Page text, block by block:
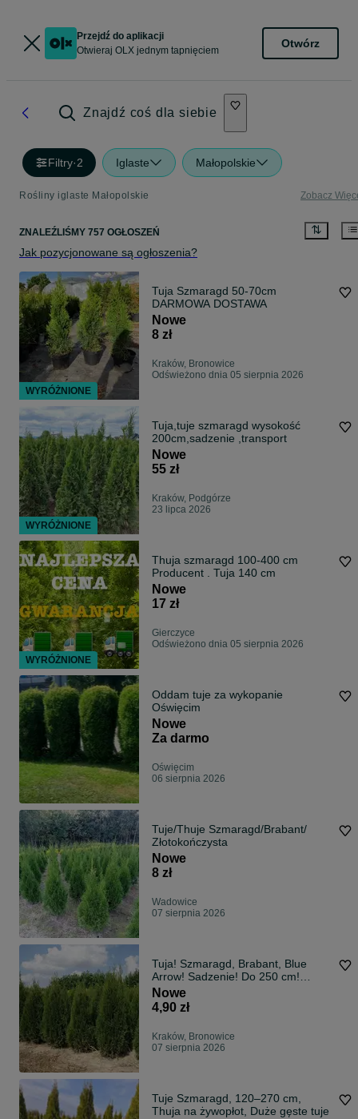
Przejdź do aplikacji
Otwieraj OLX jednym tapnięciem
Otwórz
Znajdź coś dla siebie
Filtry·2 Iglaste Małopolskie
Rośliny iglaste Małopolskie Zobacz
ZNALEŹLIŚMY 757 OGŁOSZEŃ
Jak pozycjonowane są ogłoszenia?
Tuja Szmaragd 50-70cm
DARMOWA DOSTAWA
Nowe
8 zł
Kraków, Bronowice
Odświeżono dnia 05 sierpnia 2026
Tuja,tuje szmaragd wysokość
200cm,sadzenie ,transport
Nowe
55 zł
Kraków, Podgórze
23 lipca 2026
Thuja szmaragd 100-400 cm
Producent . Tuja 140 cm
Nowe
17 zł
Gierczyce
Odświeżono dnia 05 sierpnia 2026
Oddam tuje za wykopanie
Oświęcim
Nowe
Za darmo
Oświęcim
06 sierpnia 2026
Tuje/Thuje Szmaragd/Brabant/
Złotokończysta
Nowe
8 zł
Wadowice
07 sierpnia 2026
Tuja! Szmaragd, Brabant, Blue
Arrow! Sadzenie! Do 250 cm!
Dostawa PL!
Nowe
4,90 zł
Kraków, Bronowice
07 sierpnia 2026
Tuje Szmaragd, 120–270 cm,
Thuja na żywopłot, Duże gęste tuje
WYRÓŻNIONE
WYRÓŻNIONE
WYRÓŻNIONE